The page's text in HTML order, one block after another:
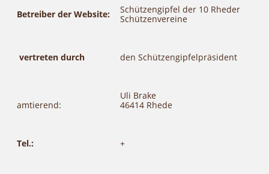
Betreiber der Website:
Schützengipfel der 10 Rheder
Schützenvereine
vertreten durch den Schützengipfelpräsident
amtierend:
Uli Brake
46414 Rhede
Tel.: +